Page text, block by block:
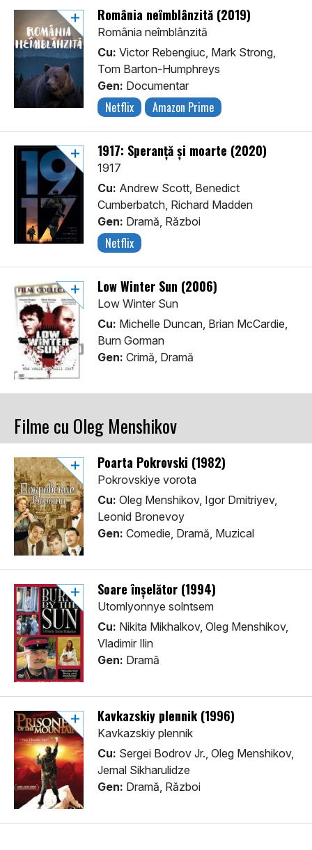
România neîmblânzită (2019)
România neîmblânzită
Cu: Victor Rebengiuc, Mark Strong,
Tom Barton-Humphreys
Gen: Documentar
Netflix Amazon Prime
1917: Speranță și moarte (2020)
1917
Cu: Andrew Scott, Benedict
Cumberbatch, Richard Madden
Gen: Dramă, Război
Netflix
Low Winter Sun (2006)
Low Winter Sun
Cu: Michelle Duncan, Brian McCardie,
Burn Gorman
Gen: Crimă, Dramă
Filme cu Oleg Menshikov
Poarta Pokrovski (1982)
Pokrovskiye vorota
Cu: Oleg Menshikov, Igor Dmitriyev,
Leonid Bronevoy
Gen: Comedie, Dramă, Muzical
Soare înșelător (1994)
Utomlyonnye solntsem
Cu: Nikita Mikhalkov, Oleg Menshikov,
Vladimir Ilin
Gen: Dramă
Kavkazskiy plennik (1996)
Kavkazskiy plennik
Cu: Sergei Bodrov Jr., Oleg Menshikov,
Jemal Sikharulidze
Gen: Dramă, Război